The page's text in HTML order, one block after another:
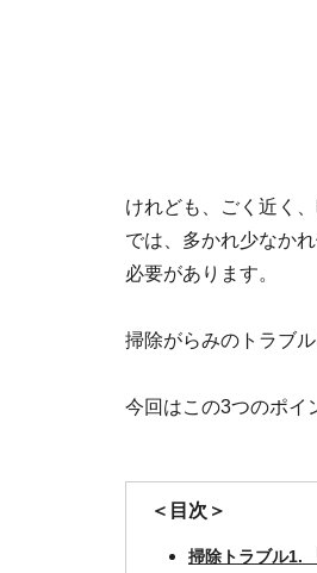
けれども、ごく近く
では、多かれ少なか
必要があります。
掃除がらみのトラブ
今回はこの3つのポイ
＜目次＞
掃除トラブル1.